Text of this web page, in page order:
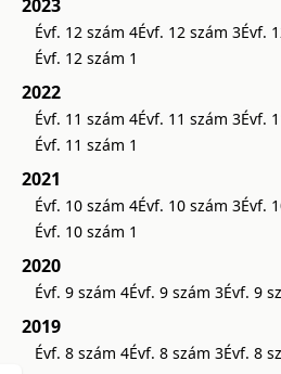
2023
Évf. 12 szám 4Évf. 12 szám 3Évf.
Évf. 12 szám 1
2022
Évf. 11 szám 4Évf. 11 szám 3Évf.
Évf. 11 szám 1
2021
Évf. 10 szám 4Évf. 10 szám 3Évf.
Évf. 10 szám 1
2020
Évf. 9 szám 4Évf. 9 szám 3Évf. 9
2019
Évf. 8 szám 4Évf. 8 szám 3Évf. 8